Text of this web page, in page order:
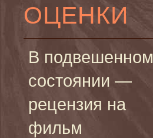
ОЦЕНКИ
В подвешенном
состоянии —
рецензия на
фильм